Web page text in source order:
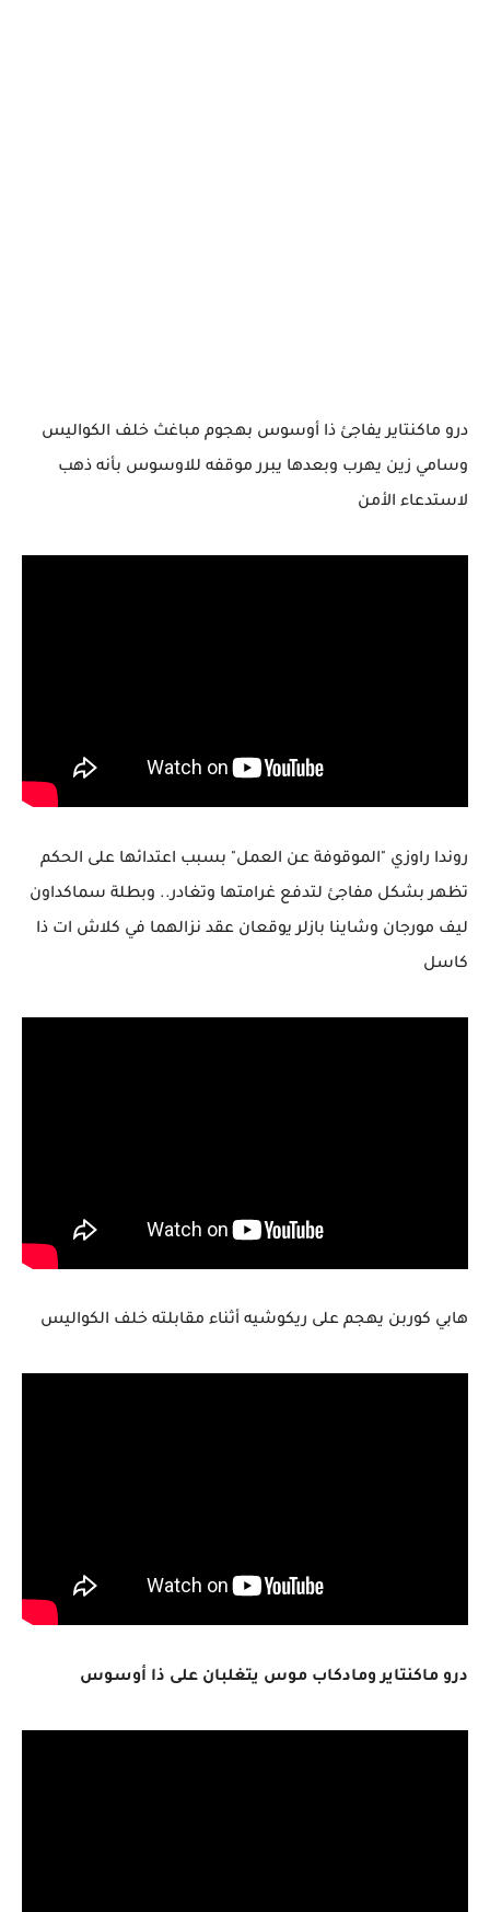
درو ماكنتاير يفاجئ ذا أوسوس بهجوم مباغث خلف الكواليس
وسامي زين يهرب وبعدها يبرر موقفه للاوسوس بأنه ذهب
لاستدعاء الأمن
روندا راوزي "الموقوفة عن العمل" بسبب اعتدائها على الحكم
تظهر بشكل مفاجئ لتدفع غرامتها وتغادر.. وبطلة سماكداون
ليف مورجان وشاينا بازلر يوقعان عقد نزالهما في كلاش ات ذا
كاسل
هابي كوربن يهجم على ريكوشيه أثناء مقابلته خلف الكواليس
درو ماكنتاير ومادكاب موس يتغلبان على ذا أوسوس